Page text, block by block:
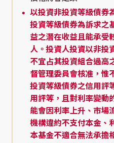
以投資非投資等級債券
投資等級債券為訴求之
益之潛在收益且能承受
人。投資人投資以非投
不宜占其投資組合過高
督管理委員會核准，惟
投資等級債券之信用評
用評等，且對利率變動
能會因利率上升、市場
機構違約不支付本金、
本基金不適合無法承擔